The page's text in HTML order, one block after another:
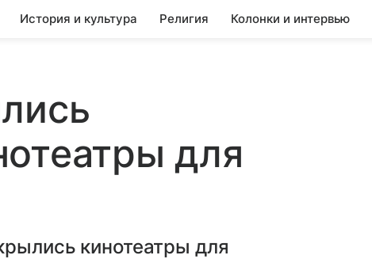
История и культура Религия Колонки и интервью
для
кинотеатры для